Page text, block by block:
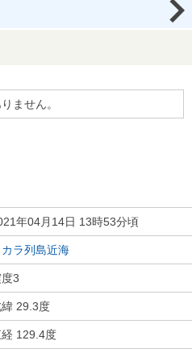
ません。
年04月14日 13時53分頃
カラ列島近海
3
29.3度
129.4度